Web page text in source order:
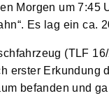
Morgen um
Es lag ein
(TLF
erster
befanden und